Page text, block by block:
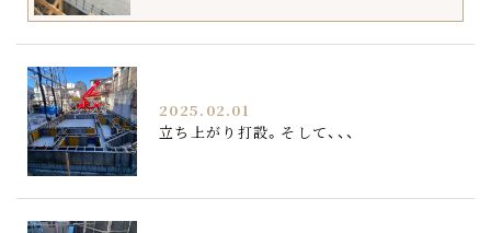
2025.02.01
立ち上がり打設。そして、、、